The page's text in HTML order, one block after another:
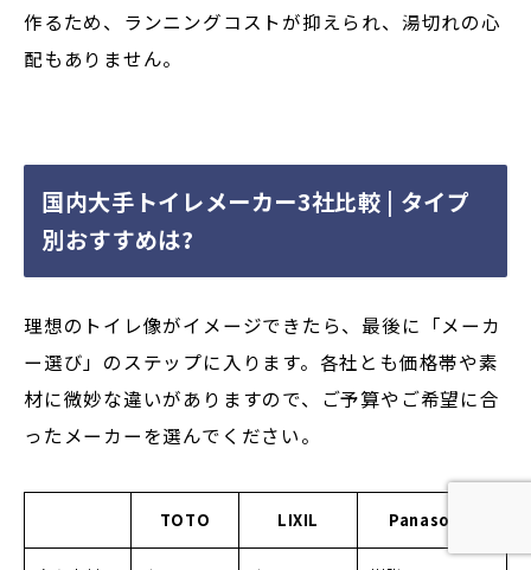
作るため、ランニングコストが抑えられ、湯切れの心
配もありません。
国内大手トイレメーカー3社比較 | タイプ
別おすすめは?
理想のトイレ像がイメージできたら、最後に「メーカ
ー選び」のステップに入ります。各社とも価格帯や素
材に微妙な違いがありますので、ご予算やご希望に合
ったメーカーを選んでください。
TOTO LIXIL Panasonic